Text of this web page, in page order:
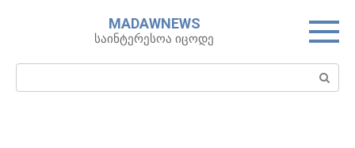
MADAWNEWS
საინტერესოა იცოდე
Search: